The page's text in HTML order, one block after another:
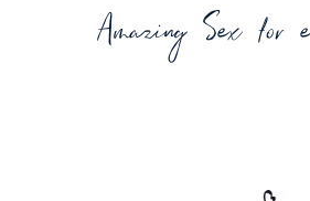
Amazing Sex for